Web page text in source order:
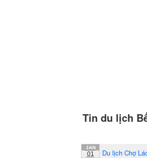
Tin du lịch
JAN
01 Du lịch Chợ